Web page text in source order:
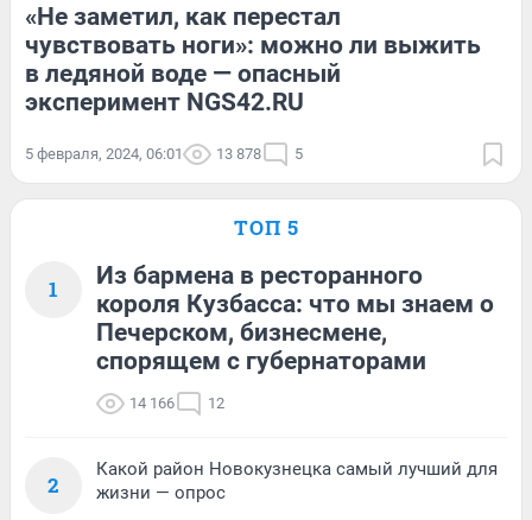
«Не заметил, как перестал
чувствовать ноги»: можно ли выжить
в ледяной воде — опасный
эксперимент NGS42.RU
5 февраля, 2024, 06:01 13 878 5
ТОП 5
1
Из бармена в ресторанного
короля Кузбасса: что мы знаем о
Печерском, бизнесмене,
спорящем с губернаторами
14 166 12
2
Какой район Новокузнецка самый лучший для
жизни — опрос